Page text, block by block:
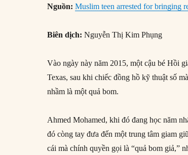
Nguồn:Muslim teen arrested for bringing
Biên dịch: Nguyễn Thị Kim Phụng
Vào ngày này năm 2015, một cậu bé Hồi
Texas, sau khi chiếc đồng hồ kỹ thuật số
nhầm là một quả bom.
Ahmed Mohamed, khi đó đang học năm
đó còng tay đưa đến một trung tâm giam
cái mà chính quyền gọi là “quả bom giả,”